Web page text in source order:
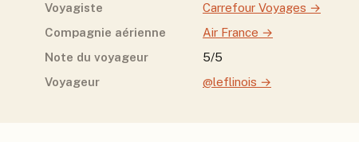
Voyagiste
Carrefour Voyages →
Compagnie aérienne
Air France →
Note du voyageur
5/5
Voyageur
@leflinois →